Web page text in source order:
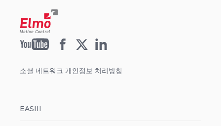
소셜 네트워크 개인정보 처리방침
EASIII